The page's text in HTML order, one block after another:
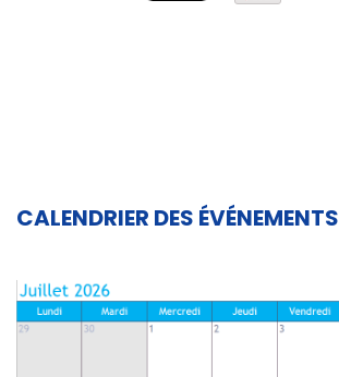
CALENDRIER DES ÉVÉNEMENTS